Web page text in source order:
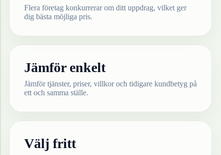
Flera företag konkurrerar om ditt uppdrag, vilket ger
dig bästa möjliga pris.
Jämför enkelt
Jämför tjänster, priser, villkor och tidigare kundbetyg på
ett och samma ställe.
Välj fritt